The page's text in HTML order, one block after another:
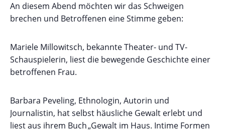
An diesem Abend möchten wir das Schweigen
brechen und Betroffenen eine Stimme geben:
Mariele Millowitsch, bekannte Theater- und TV-
Schauspielerin, liest die bewegende Geschichte einer
betroffenen Frau.
Barbara Peveling, Ethnologin, Autorin und
Journalistin, hat selbst häusliche Gewalt erlebt und
liest aus ihrem Buch „Gewalt im Haus. Intime Formen